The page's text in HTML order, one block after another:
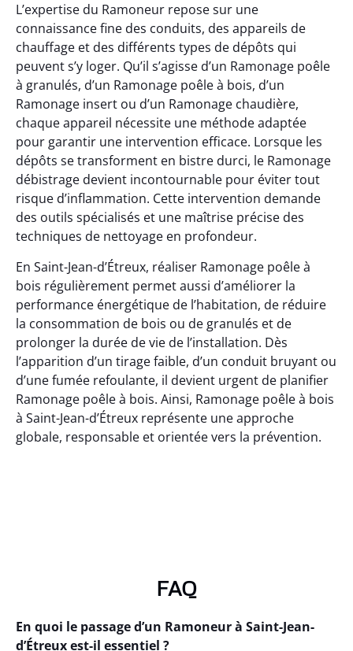
L’expertise du Ramoneur repose sur une
connaissance fine des conduits, des appareils de
chauffage et des différents types de dépôts qui
peuvent s’y loger. Qu’il s’agisse d’un Ramonage poêle
à granulés, d’un Ramonage poêle à bois, d’un
Ramonage insert ou d’un Ramonage chaudière,
chaque appareil nécessite une méthode adaptée
pour garantir une intervention efficace. Lorsque les
dépôts se transforment en bistre durci, le Ramonage
débistrage devient incontournable pour éviter tout
risque d’inflammation. Cette intervention demande
des outils spécialisés et une maîtrise précise des
techniques de nettoyage en profondeur.
En Saint-Jean-d’Étreux, réaliser Ramonage poêle à
bois régulièrement permet aussi d’améliorer la
performance énergétique de l’habitation, de réduire
la consommation de bois ou de granulés et de
prolonger la durée de vie de l’installation. Dès
l’apparition d’un tirage faible, d’un conduit bruyant ou
d’une fumée refoulante, il devient urgent de planifier
Ramonage poêle à bois. Ainsi, Ramonage poêle à bois
à Saint-Jean-d’Étreux représente une approche
globale, responsable et orientée vers la prévention.
FAQ
En quoi le passage d’un Ramoneur à Saint-Jean-
d’Étreux est-il essentiel ?